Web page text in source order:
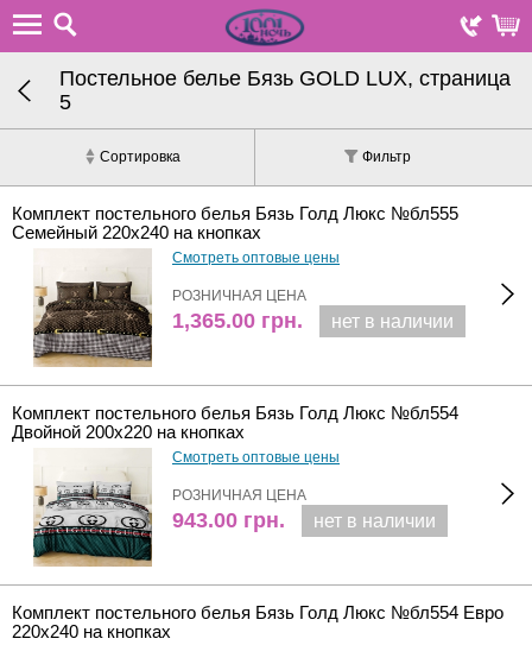
Постельное белье Бязь GOLD LUX, страница
5
Сортировка Фильтр
Комплект постельного белья Бязь Голд Люкс №бл555
Семейный 220х240 на кнопках
Смотреть оптовые цены
РОЗНИЧНАЯ ЦЕНА
1,365.00 грн. нет в наличии
Комплект постельного белья Бязь Голд Люкс №бл554
Двойной 200х220 на кнопках
Смотреть оптовые цены
РОЗНИЧНАЯ ЦЕНА
943.00 грн. нет в наличии
Комплект постельного белья Бязь Голд Люкс №бл554 Евро
220х240 на кнопках